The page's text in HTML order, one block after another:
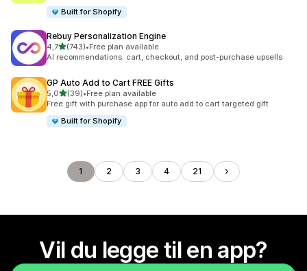
Built for Shopify
Rebuy Personalization Engine
4,7av 5 stjerner
(743)
Totalt 743 omtaler
•Free plan available
AI recommendations: cart, checkout, and post-purchase upsells
GP Auto Add to Cart FREE Gifts
5,0av 5 stjerner
(39)
Totalt 39 omtaler
•Free plan available
Free gift with purchase app for auto add to cart targeted gift
Built for Shopify
1 2 3 4 21
Vil du legge til en app?